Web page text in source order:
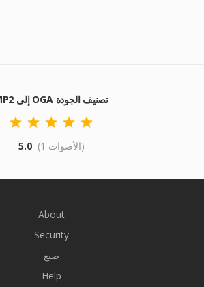
MP2 إلى OGA تصنيف الجودة
5.0 (1 الأصوات)
About
Security
صيغ
Help